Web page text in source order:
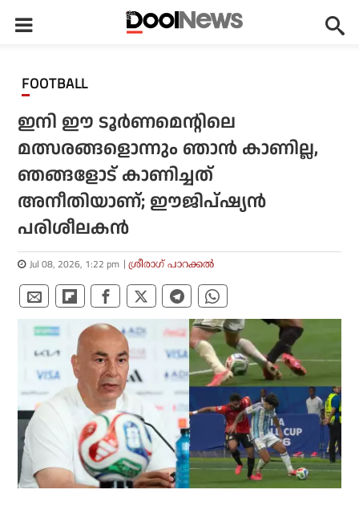
FOOTBALL
ഇനി ഈ ടൂര്‍ണമെന്റിലെ
മത്സരങ്ങളൊന്നും ഞാന്‍ കാണില്ല,
ഞങ്ങളോട് കാണിച്ചത്
അനീതിയാണ്; ഈജിപ്ഷ്യന്‍
പരിശീലകന്‍
Jul 08, 2026, 1:22 pm ശ്രീരാഗ് പാറക്കല്‍